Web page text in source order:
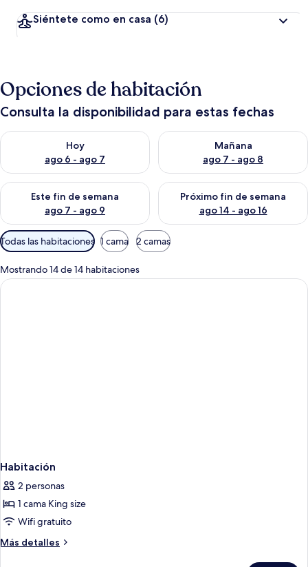
Siéntete como en casa (6)
Opciones de habitación
Consulta la disponibilidad para estas fechas
Hoy
ago 6 - ago 7
Consulta la disponibilidad para hoy ago 6 - ago 7
Mañana
ago 7 - ago 8
Consulta la disponibilidad
Este fin de semana
ago 7 - ago 9
Consulta la disponibilidad para este fin de semana ago 7 -
Próximo fin de semana
ago 14 - ago 16
Consulta la disponibilidad
Filtros
disponibles
para
las
Todas las habitaciones 1 cama 2 camas
Mostrando 14 de 14 habitaciones
Habitación
2 personas
1 cama King size
Wifi gratuito
Más detalles
Más